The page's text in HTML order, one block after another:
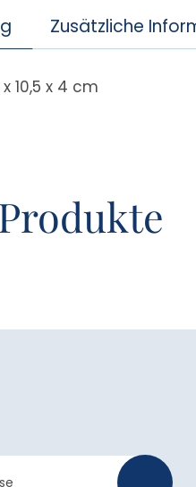
Zusätzliche
10,5 x 4 cm